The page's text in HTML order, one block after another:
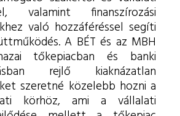
valamint finanszírozási
való hozzáféréssel segíti
A BÉT és az MBH
tőkepiacban és banki
rejlő kiaknázatlan
szeretné közelebb hozni a
körhöz, ami a vállalati